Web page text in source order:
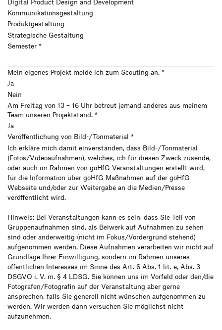
Companies
HfG-Network
Downloads
Bewerben
Bewerbung Master
Information Events
Zur de Version dieser Seite wechseln
Kommunikationsgestaltung
Produktgestaltung
Strategische Gestaltung
Semester *
Mein eigenes Projekt melde ich zum Scouting an. *
Ja
Nein
Am Freitag von 13 – 16 Uhr betreut jemand anderes aus meinem
Team unseren Projektstand. *
Ja
Veröffentlichung von Bild-/Tonmaterial *
Ich erkläre mich damit einverstanden, dass Bild-/Tonmaterial
(Fotos/Videoaufnahmen), welches, ich für diesen Zweck zusende,
oder auch im Rahmen von goHfG Veranstaltungen erstellt wird,
für die Information über goHfG Maßnahmen auf der goHfG
Webseite und/oder zur Weitergabe an die Medien/Presse
veröffentlicht wird.
Hinweis: Bei Veranstaltungen kann es sein, dass Sie Teil von
Gruppenaufnahmen sind, als Beiwerk auf Aufnahmen zu sehen
sind oder anderweitig (nicht im Fokus/Vordergrund stehend)
aufgenommen werden. Diese Aufnahmen verarbeiten wir nicht auf
Grundlage Ihrer Einwilligung, sondern im Rahmen unseres
öffentlichen Interesses im Sinne des Art. 6 Abs. 1 lit. e, Abs. 3
DSGVO i. V. m. § 4 LDSG. Sie können uns im Vorfeld oder den/die
Fotografen/Fotografin auf der Veranstaltung aber gerne
ansprechen, falls Sie generell nicht wünschen aufgenommen zu
werden. Wir werden dann versuchen Sie möglichst nicht
aufzunehmen.